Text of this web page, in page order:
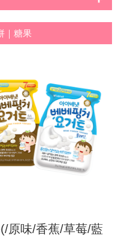
｜糖果
原味/香蕉/草莓/藍